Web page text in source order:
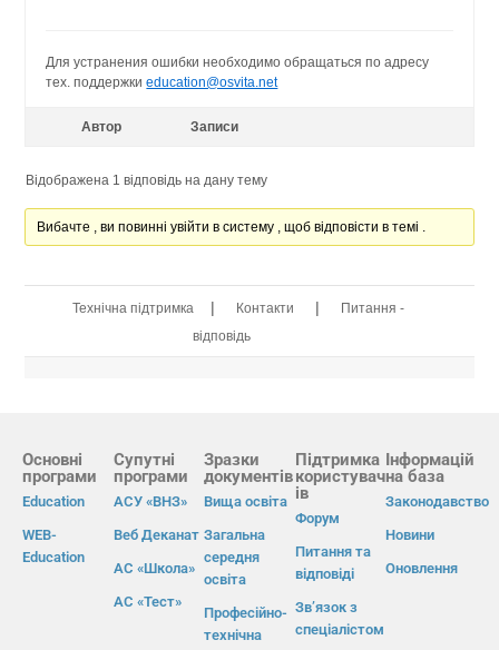
Для устранения ошибки необходимо обращаться по адресу
тех. поддержкиeducation@osvita.net
Автор Записи
Відображена 1 відповідь на дану тему
Вибачте , ви повинні увійти в систему , щоб відповісти в темі .
Технічна підтримка | Контакти |
Питання -
відповідь
Основні
програми
Education
WEB-
Education
Супутні
програми
АСУ «ВНЗ»
Веб Деканат
АС «Школа»
АС «Тест»
Зразки
документів
Вища освіта
Загальна
середня
освіта
Професійно-
технічна
Підтримка
користувач
ів
Форум
Питання та
відповіді
Зв’язок з
спеціалістом
Інформацій
на база
Законодавство
Новини
Оновлення